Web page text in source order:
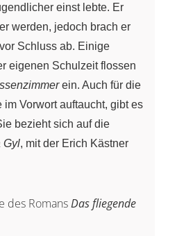
einst lebte. Er
werden, jedoch brach er
Schluss ab. Einige
eigenen Schulzeit flossen
ein. Auch für die
im Vorwort auftaucht, gibt es
bezieht sich auf die
Gyl, mit der Erich Kästner
des RomansDas fliegende